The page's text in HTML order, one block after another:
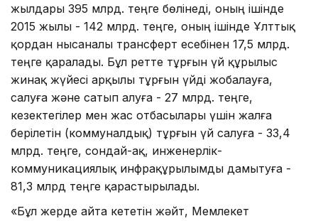
жылдары 395 млрд. теңге бөлінеді, оның ішінде
2015 жылы - 142 млрд. теңге, оның ішінде Ұлттық
қордан нысаналы трансферт есебінен 17,5 млрд.
теңге қаралады. Бұл ретте тұрғын үй құрылыс
жинақ жүйесі арқылы тұрғын үйді жобалауға,
салуға және сатып алуға - 27 млрд. теңге,
кезектегілер мен жас отбасылары үшін жалға
берілетін (коммуналдық) тұрғын үй салуға - 33,4
млрд. теңге, сондай-ақ, инженерлік-
коммуникациялық инфрақұрылымды дамытуға -
81,3 млрд теңге қарастырылады.
«Бұл жерде айта кететін жәйт, Мемлекет